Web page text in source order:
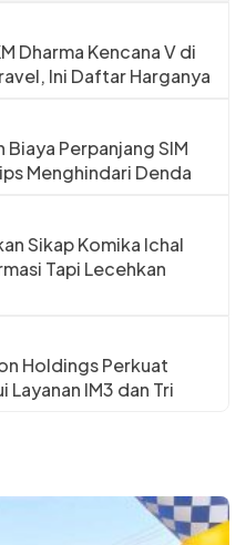
Dharma Kencana V di
Ini Daftar Harganya
Biaya Perpanjang SIM
Menghindari Denda
Sikap Komika Ichal
Tapi Lecehkan
Holdings Perkuat
Layanan IM3 dan Tri